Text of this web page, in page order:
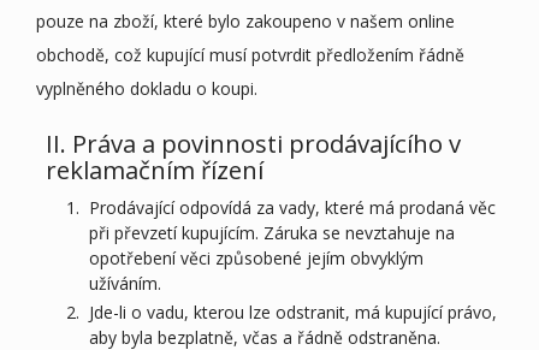
pouze na zboží, které bylo zakoupeno v našem online
obchodě, což kupující musí potvrdit předložením řádně
vyplněného dokladu o koupi.
II. Práva a povinnosti prodávajícího v
reklamačním řízení
Prodávající odpovídá za vady, které má prodaná věc
při převzetí kupujícím. Záruka se nevztahuje na
opotřebení věci způsobené jejím obvyklým
užíváním.
Jde-li o vadu, kterou lze odstranit, má kupující právo,
aby byla bezplatně, včas a řádně odstraněna.